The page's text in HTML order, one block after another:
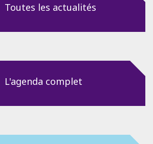
Toutes les actualités
L'agenda complet